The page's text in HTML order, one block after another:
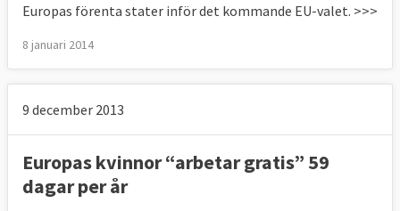
Europas förenta stater inför det kommande EU-valet. >>>
8 januari 2014
9 december 2013
Europas kvinnor “arbetar gratis” 59
dagar per år